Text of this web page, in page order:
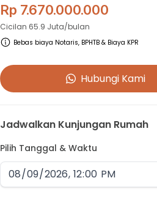
Rp 7.670.000.000
Cicilan 65.9 Juta/bulan
Bebas biaya Notaris, BPHTB & Biaya KPR
Hubungi Kami
Jadwalkan Kunjungan Rumah
Pilih Tanggal & Waktu